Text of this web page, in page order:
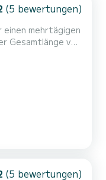
(5 bewertungen)
mehrtägigen
Drachten zu
(5 bewertungen)